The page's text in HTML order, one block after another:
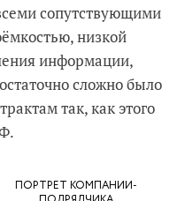
сопутствующими
низкой
информации,
сложно было
так, как этого
ПОРТРЕТ КОМПАНИИ-